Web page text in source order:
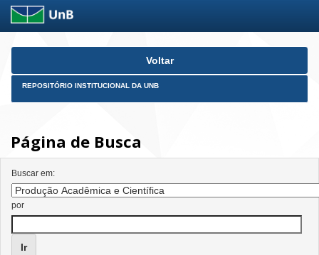
Skip
Voltar
REPOSITÓRIO INSTITUCIONAL DA UNB
Página de Busca
Buscar em:
por